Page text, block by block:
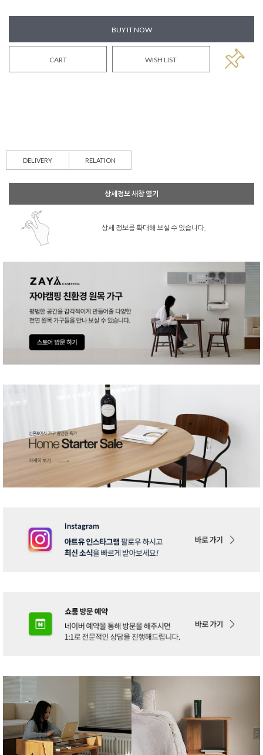
BUY IT NOW
CART WISH LIST
DELIVERY RELATION
상세정보 새창 열기
상세 정보를 확대해 보실 수 있습니다.